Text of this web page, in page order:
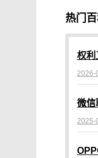
热门
权利
2026-
微信
2025-